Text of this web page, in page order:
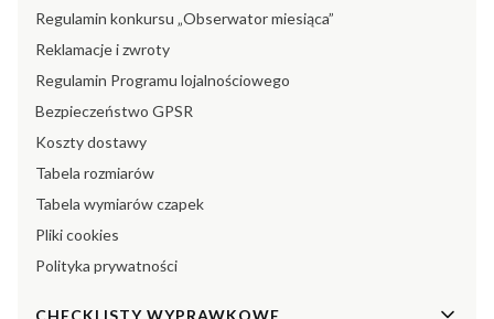
Regulamin konkursu „Obserwator miesiąca”
Reklamacje i zwroty
Regulamin Programu lojalnościowego
Bezpieczeństwo GPSR
Koszty dostawy
Tabela rozmiarów
Tabela wymiarów czapek
Pliki cookies
Polityka prywatności
CHECKLISTY WYPRAWKOWE